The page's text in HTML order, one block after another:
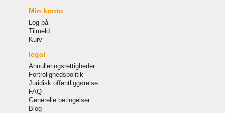
Min konto
Log på
Tilmeld
Kurv
legal
Annulleringsrettigheder
Fortrolighedspolitik
Juridisk offentliggørelse
FAQ
Generelle betingelser
Blog